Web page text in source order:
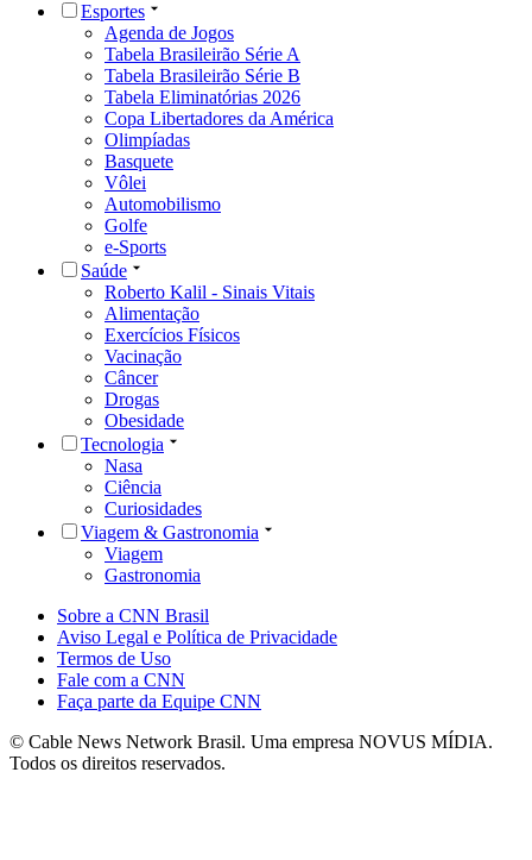
Esportes
Agenda de Jogos
Tabela Brasileirão Série A
Tabela Brasileirão Série B
Tabela Eliminatórias 2026
Copa Libertadores da América
Olimpíadas
Basquete
Vôlei
Automobilismo
Golfe
e-Sports
Saúde
Roberto Kalil - Sinais Vitais
Alimentação
Exercícios Físicos
Vacinação
Câncer
Drogas
Obesidade
Tecnologia
Nasa
Ciência
Curiosidades
Viagem & Gastronomia
Viagem
Gastronomia
Sobre a CNN Brasil
Aviso Legal e Política de Privacidade
Termos de Uso
Fale com a CNN
Faça parte da Equipe CNN
© Cable News Network Brasil. Uma empresa NOVUS MÍDIA.
Todos os direitos reservados.